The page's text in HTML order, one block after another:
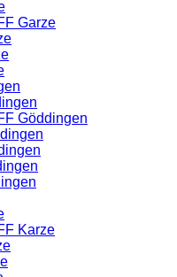
Garze
Göddingen
Karze